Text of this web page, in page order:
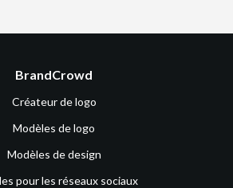
BrandCrowd
Créateur de logo
Modèles de logo
Modèles de design
pour les réseaux sociaux